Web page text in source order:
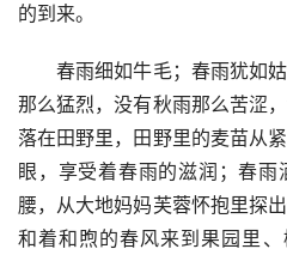
的到来。
春雨细如牛毛；春雨犹如姑
那么猛烈，没有秋雨那么苦涩
落在田野里，田野里的麦苗从
眼，享受着春雨的滋润；春
腰，从大地妈妈芙蓉怀抱里探
和着和煦的春风来到果园里